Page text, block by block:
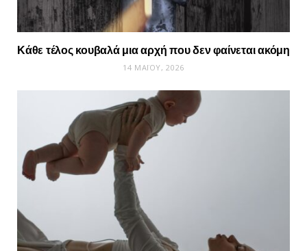
Κάθε τέλος κουβαλά μια αρχή που δεν φαίνεται ακόμη
14 ΜΑΪ́ΟΥ, 2026